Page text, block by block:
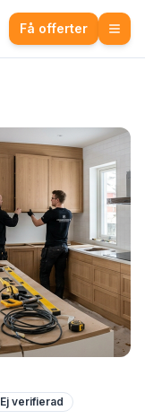
Få offerter
Ej verifierad